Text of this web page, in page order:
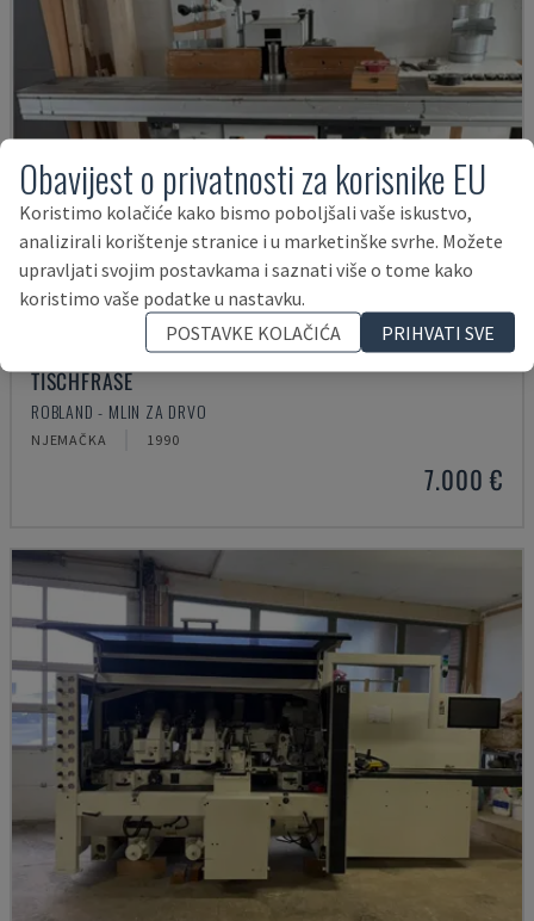
TISCHFRÄSE
ROBLAND - MLIN ZA DRVO
NJEMAČKA 1990
7.000 €
Obavijest o privatnosti za korisnike EU
Koristimo kolačiće kako bismo poboljšali vaše iskustvo,
analizirali korištenje stranice i u marketinške svrhe. Možete
upravljati svojim postavkama i saznati više o tome kako
koristimo vaše podatke u nastavku.
POSTAVKE KOLAČIĆA
PRIHVATI SVE